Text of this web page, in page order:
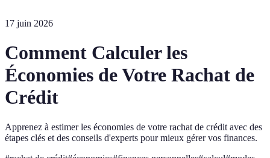
17 juin 2026
Comment Calculer les
Économies de Votre Rachat de
Crédit
Apprenez à estimer les économies de votre rachat de crédit avec des
étapes clés et des conseils d'experts pour mieux gérer vos finances.